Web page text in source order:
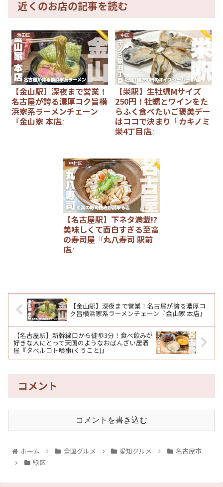
近くのお店の記事を読む
熱田区
【金山駅】深夜まで営業！
名古屋が誇る濃厚コク旨横
浜家系ラーメンチェーン
『金山家 本店』
中区
【栄駅】生牡蠣Mサイズ
250円！牡蠣とワインをた
らふく食べたいご褒美デー
はココで決まり『カキノミ
栄4丁目店』
中村区
【名古屋駅】下ネタ満載!?
美味しくて面白すぎる至高
の寿司屋『丸八寿司 駅前
店』
【金山駅】深夜まで営業！名古屋が誇る濃厚コ
ク旨横浜家系ラーメンチェーン『金山家 本店』
【名古屋駅】新幹線口から徒歩3分！食べ飲みが
好きな人にとって天国のようなおばんざい居酒
屋『タベルコト喰事(くうこと)』
コメント
コメントを書き込む
ホーム 全国グルメ 愛知グルメ
名古屋市
緑区